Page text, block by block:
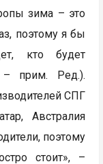
зима – это
поэтому я бы
кто будет
– прим. Ред.).
СПГ
Австралия
поэтому
стоит», –